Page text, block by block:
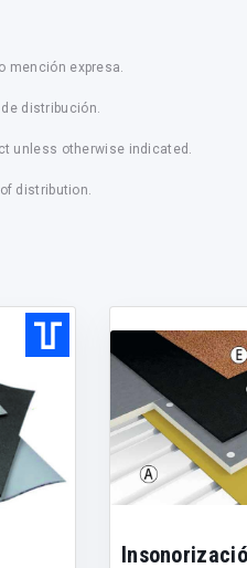
mención expresa.
distribución.
unless otherwise indicated.
distribution.